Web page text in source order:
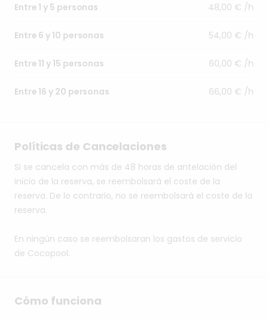
Entre 1 y 5 personas 48,00 € /h
Entre 6 y 10 personas 54,00 € /h
Entre 11 y 15 personas 60,00 € /h
Entre 16 y 20 personas 66,00 € /h
Políticas de Cancelaciones
Si se cancela con más de 48 horas de antelación del
inicio de la reserva, se reembolsará el coste de la
reserva. De lo contrario, no se reembolsará el coste de la
reserva.
En ningún caso se reembolsaran los gastos de servicio
de Cocopool.
Cómo funciona